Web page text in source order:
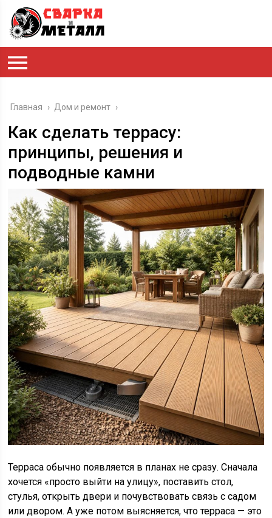
Главная › Дом и ремонт ›
Как сделать террасу:
принципы, решения и
подводные камни
Терраса обычно появляется в планах не сразу. Сначала
хочется «просто выйти на улицу», поставить стол,
стулья, открыть двери и почувствовать связь с садом
или двором. А уже потом выясняется, что терраса — это